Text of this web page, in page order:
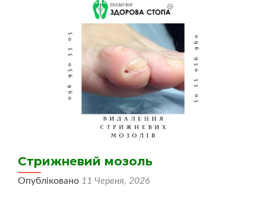
теплий
сезон
Стрижневий мозоль
Опубліковано 11 Червня, 2026